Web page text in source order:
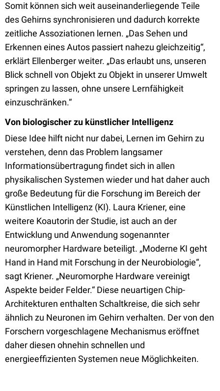
Somit können sich weit auseinanderliegende Teile
des Gehirns synchronisieren und dadurch korrekte
zeitliche Assoziationen lernen. „Das Sehen und
Erkennen eines Autos passiert nahezu gleichzeitig“,
erklärt Ellenberger weiter. „Das erlaubt uns, unseren
Blick schnell von Objekt zu Objekt in unserer Umwelt
springen zu lassen, ohne unsere Lernfähigkeit
einzuschränken.“
Von biologischer zu künstlicher Intelligenz
Diese Idee hilft nicht nur dabei, Lernen im Gehirn zu
verstehen, denn das Problem langsamer
Informationsübertragung findet sich in allen
physikalischen Systemen wieder und hat daher auch
große Bedeutung für die Forschung im Bereich der
Künstlichen Intelligenz (KI). Laura Kriener, eine
weitere Koautorin der Studie, ist auch an der
Entwicklung und Anwendung sogenannter
neuromorpher Hardware beteiligt. „Moderne KI geht
Hand in Hand mit Forschung in der Neurobiologie“,
sagt Kriener. „Neuromorphe Hardware vereinigt
Aspekte beider Felder.“ Diese neuartigen Chip-
Architekturen enthalten Schaltkreise, die sich sehr
ähnlich zu Neuronen im Gehirn verhalten. Der von den
Forschern vorgeschlagene Mechanismus eröffnet
daher diesen ohnehin schnellen und
energieeffizienten Systemen neue Möglichkeiten.